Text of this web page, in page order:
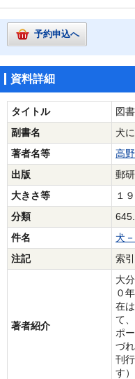
予約申込へ
資料詳細
タイトル
図
副書名
犬
著者名等
高
出版
郵
大きさ等
１
分類
件名
犬
注記
索
著者紹介
大
０
在
て
ポ
づ
刊
す）